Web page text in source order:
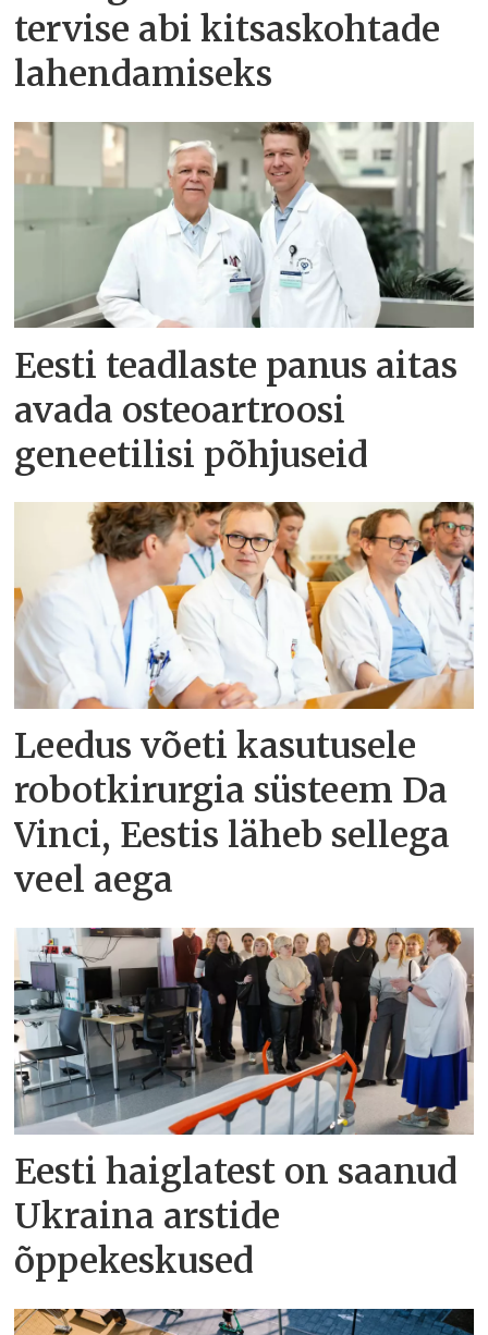
tervise abi kitsaskohtade
lahendamiseks
Eesti teadlaste panus aitas
avada osteoartroosi
geneetilisi põhjuseid
Leedus võeti kasutusele
robotkirurgia süsteem Da
Vinci, Eestis läheb sellega
veel aega
Eesti haiglatest on saanud
Ukraina arstide
õppekeskused